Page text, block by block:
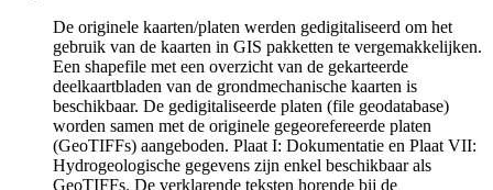
De originele kaarten/platen werden gedigitaliseerd om het
gebruik van de kaarten in GIS pakketten te vergemakkelijken.
Een shapefile met een overzicht van de gekarteerde
deelkaartbladen van de grondmechanische kaarten is
beschikbaar. De gedigitaliseerde platen (file geodatabase)
worden samen met de originele gegeorefereerde platen
(GeoTIFFs) aangeboden. Plaat I: Dokumentatie en Plaat VII:
Hydrogeologische gegevens zijn enkel beschikbaar als
GeoTIFFs. De verklarende teksten horende bij de